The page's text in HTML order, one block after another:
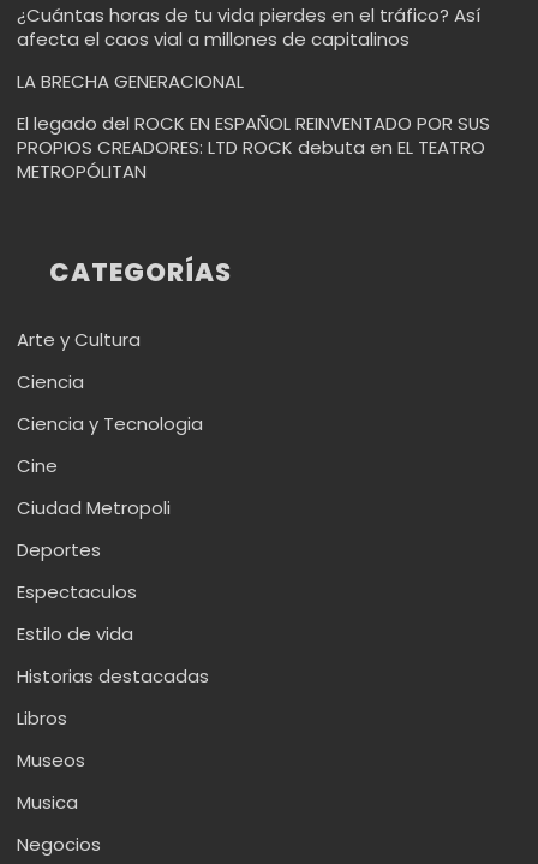
¿Cuántas horas de tu vida pierdes en el tráfico? Así
afecta el caos vial a millones de capitalinos
LA BRECHA GENERACIONAL
El legado del ROCK EN ESPAÑOL REINVENTADO POR SUS
PROPIOS CREADORES: LTD ROCK debuta en EL TEATRO
METROPÓLITAN
CATEGORÍAS
Arte y Cultura
Ciencia
Ciencia y Tecnologia
Cine
Ciudad Metropoli
Deportes
Espectaculos
Estilo de vida
Historias destacadas
Libros
Museos
Musica
Negocios